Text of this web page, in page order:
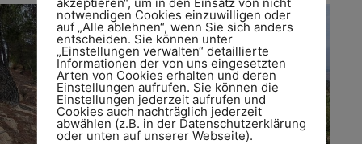
notwendigen Cookies einzuwilligen oder
auf „Alle ablehnen“, wenn Sie sich anders
entscheiden. Sie können unter
„Einstellungen verwalten“ detaillierte
Informationen der von uns eingesetzten
Arten von Cookies erhalten und deren
Einstellungen aufrufen. Sie können die
Einstellungen jederzeit aufrufen und
Cookies auch nachträglich jederzeit
abwählen (z.B. in der Datenschutzerklärung
oder unten auf unserer Webseite).